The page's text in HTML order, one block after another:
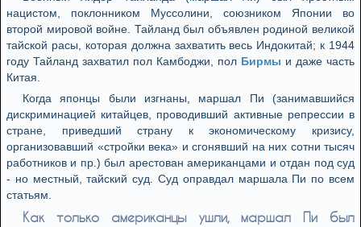
нацистом, поклонником Муссолини, союзником Японии во
второй мировой войне. Тайланд был объявлен родиной великой
тайской расы, которая должна захватить весь Индокитай; к 1944
году Тайланд захватил пол Камбоджи, пол Бирмы и даже часть
Китая.
Когда японцы были изгнаны, маршал Пи (занимавшийся
дискриминацией китайцев, проводивший активные репрессии в
стране, приведший страну к экономическому кризису,
организовавший «стройки века» и сгонявший на них сотни тысяч
работников и пр.) был арестован американцами и отдан под суд
- но местный, тайский суд. Суд оправдал маршала Пи по всем
статьям.
Как только американцы ушли, маршал Пи был